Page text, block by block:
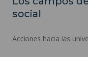
social
Acciones hacia las